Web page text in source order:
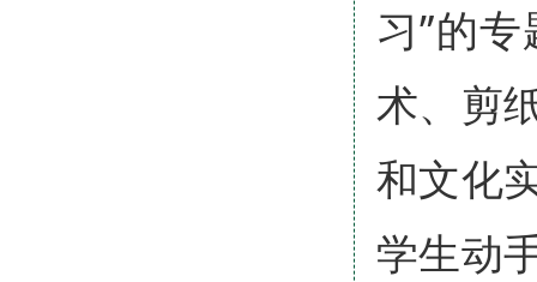
习”的
术、剪
和文化
学生动